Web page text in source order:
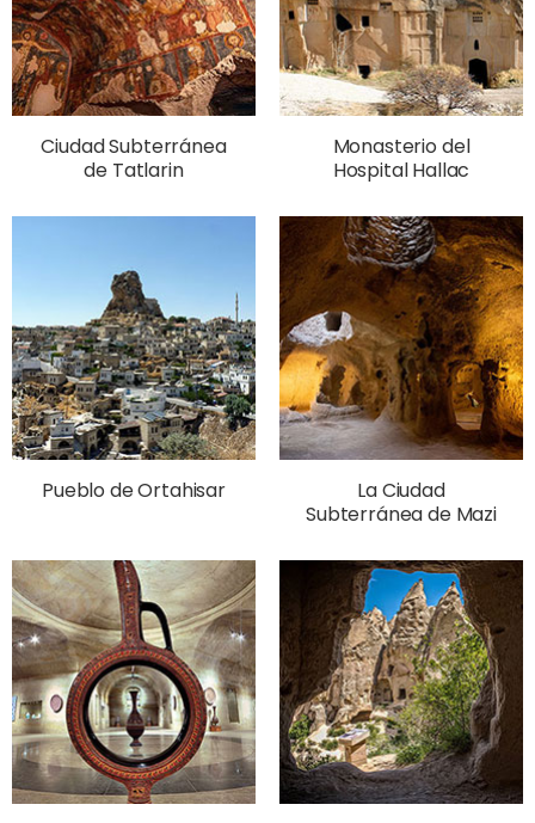
Ciudad Subterránea
de Tatlarin
Monasterio del
Hospital Hallac
Pueblo de Ortahisar
La Ciudad
Subterránea de Mazi